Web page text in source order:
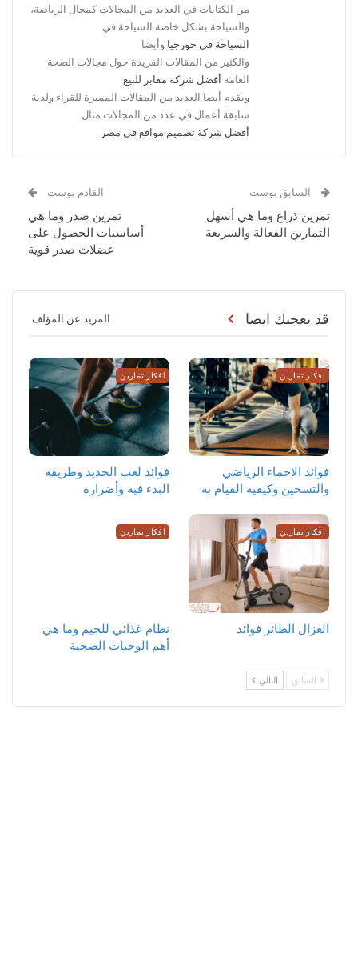
من الكتابات في العديد من المجالات كمجال الرياضة،
والسياحة بشكل خاصة السياحة في
السياحة في جورجيا وأيضا
والكثير من المقالات الفريدة حول مجالات الصحة
العامة أفضل شركة مقابر للبيع
ويقدم أيضا العديد من المقالات المميزة للقراء ولدية
سابقة أعمال في عدد من المجالات مثال
أفضل شركة تصميم مواقع في مصر
السابق بوست
تمرين ذراع وما هي أسهل
التمارين الفعالة والسريعة
القادم بوست
تمرين صدر وما هي
أساسيات الحصول على
عضلات صدر قوية
قد يعجبك ايضا المزيد عن المؤلف
افكار تمارين
‏فوائد الاحماء الرياضي
والتسخين وكيفية القيام به
افكار تمارين
فوائد لعب الحديد وطريقة
البدء فيه وأضراره
افكار تمارين
الغزال الطائر فوائد
افكار تمارين
نظام غذائي للجيم وما هي
أهم الوجبات الصحية
السابق التالي